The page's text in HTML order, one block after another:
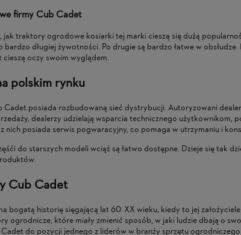
firmy Cub Cadet
jak traktory ogrodowe kosiarki tej marki cieszą się dużą
bardzo długiej żywotności. Po drugie są bardzo łatwe w
oczy swoim wyglądem.
polskim rynku
Cadet posiada rozbudowaną sieć dystrybucji. Autoryzowani
dealerzy udzielają wsparcia technicznego użytkownikom,
nich posiada serwis pogwaracyjny, co pomaga w utrzymaniu i
do starszych modeli wciąż są łatwo dostępne. Dzieje się tak
Cub Cadet
bogatą historię sięgającą lat 60. XX wieku, kiedy to jej
ogrodnicze, które miały zmienić sposób, w jaki ludzie dbają o
do pozycji jednego z liderów w branży sprzętu